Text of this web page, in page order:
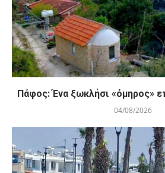
Πάφος: Ένα ξωκλήσι «όμηρος»
04/08/2026